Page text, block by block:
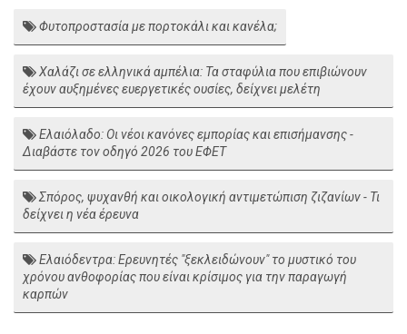
Φυτοπροστασία με πορτοκάλι και κανέλα;
Χαλάζι σε ελληνικά αμπέλια: Τα σταφύλια που επιβιώνουν
έχουν αυξημένες ευεργετικές ουσίες, δείχνει μελέτη
Ελαιόλαδο: Οι νέοι κανόνες εμπορίας και επισήμανσης -
Διαβάστε τον οδηγό 2026 του ΕΦΕΤ
Σπόρος, ψυχανθή και οικολογική αντιμετώπιση ζιζανίων - Τι
δείχνει η νέα έρευνα
Ελαιόδεντρα: Ερευνητές "ξεκλειδώνουν" το μυστικό του
χρόνου ανθοφορίας που είναι κρίσιμος για την παραγωγή
καρπών